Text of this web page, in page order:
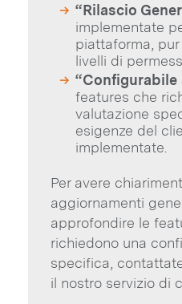
“Rilascio
implementate
piattaforma,
livelli di
“Configurabile
features che
valutazione
esigenze del
implementate.
Per avere
aggiornamenti
approfondire le
richiedono una
specifica,
il nostro servizio di